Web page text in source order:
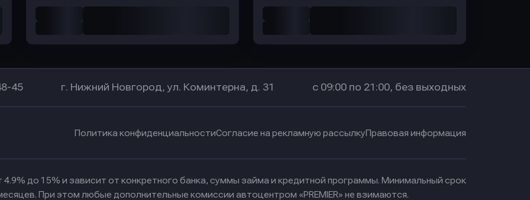
45 г. Нижний Новгород, ул. Коминтерна, д. 31 с 09:00 по 21:00, без выходных
Политика конфиденциальностиСогласие на рекламную рассылкуПравовая информация
4.9% до 15% и зависит от конкретного банка, суммы займа и кредитной программы. Минимальный срок
При этом любые дополнительные комиссии автоцентром «PREMIER» не взимаются.